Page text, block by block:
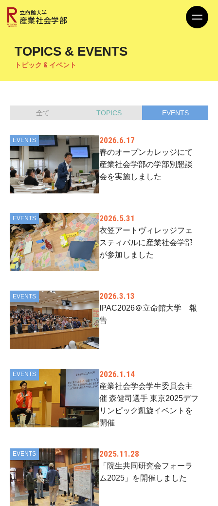
立命館大学
産業社会学部
TOPICS & EVENTS
トピック & イベント
全て TOPICS EVENTS
EVENTS 2026.6.17
春のオープンカレッジにて
産業社会学部の学部別懇談
会を実施しました
EVENTS 2026.5.31
衣笠アートヴィレッジフェ
スティバルに産業社会学部
が参加しました
EVENTS 2026.3.13
IPAC2026＠立命館大学 報
告
EVENTS 2026.1.14
産業社会学会学生委員会主
催 森健司選手 東京2025デフ
リンピック凱旋イベントを
開催
EVENTS 2025.11.28
「院生共同研究会フォーラ
ム2025」を開催しました